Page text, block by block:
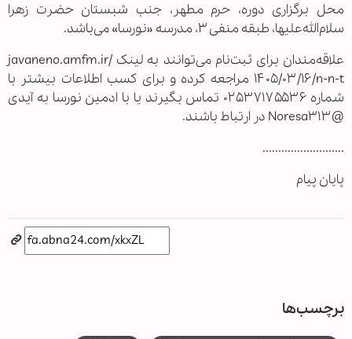
محل برگزاری دوره، حرم مطهر، جنب شبستان حضرت زهرا
سلام‌الله‌علیها، طبقه منفی ۳، مدرسه «نورسا» می‌باشد.
علاقه‌مندان برای ثبت‌نام می‌توانند به لینک javaneno.amfm.ir/
۱۴۰۵/۰۳/۱۶/n-n-t مراجعه کرده و برای کسب اطلاعات بیشتر با
شماره ۰۲۵۳۷۱۷۵۵۳۶ تماس بگیرند یا با ادمین نورسا به آیدی
@Noresa۳۱۳ در ارتباط باشند.
..........................
پایان پیام
برچسب‌ها